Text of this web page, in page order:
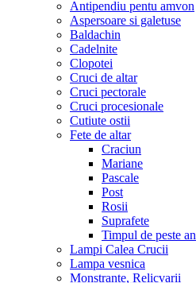
Antipendiu pentu amvon
Aspersoare si galetuse
Baldachin
Cadelnite
Clopotei
Cruci de altar
Cruci pectorale
Cruci procesionale
Cutiute ostii
Fete de altar
Craciun
Mariane
Pascale
Post
Rosii
Suprafete
Timpul de peste an
Lampi Calea Crucii
Lampa vesnica
Monstrante, Relicvarii